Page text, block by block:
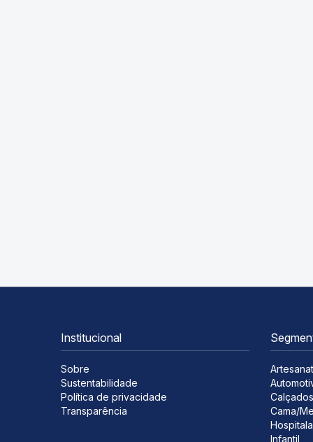
Institucional
Sobre
Sustentabilidade
Política de privacidade
Transparência
Calçados
Cama/
Infantil